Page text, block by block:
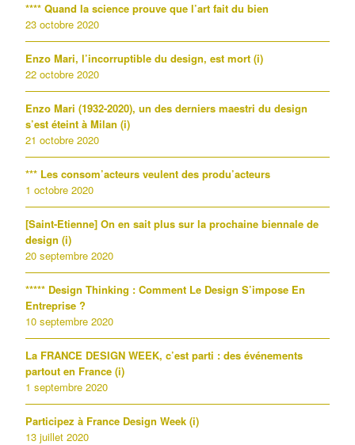
**** Quand la science prouve que l’art fait du bien
23 octobre 2020
Enzo Mari, l’incorruptible du design, est mort (i)
22 octobre 2020
Enzo Mari (1932-2020), un des derniers maestri du design
s’est éteint à Milan (i)
21 octobre 2020
*** Les consom’acteurs veulent des produ’acteurs
1 octobre 2020
[Saint-Etienne] On en sait plus sur la prochaine biennale de
design (i)
20 septembre 2020
***** Design Thinking : Comment Le Design S’impose En
Entreprise ?
10 septembre 2020
La FRANCE DESIGN WEEK, c’est parti : des événements
partout en France (i)
1 septembre 2020
Participez à France Design Week (i)
13 juillet 2020